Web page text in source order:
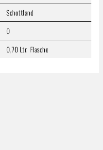
Schottland
0
0,70 Ltr. Flasche